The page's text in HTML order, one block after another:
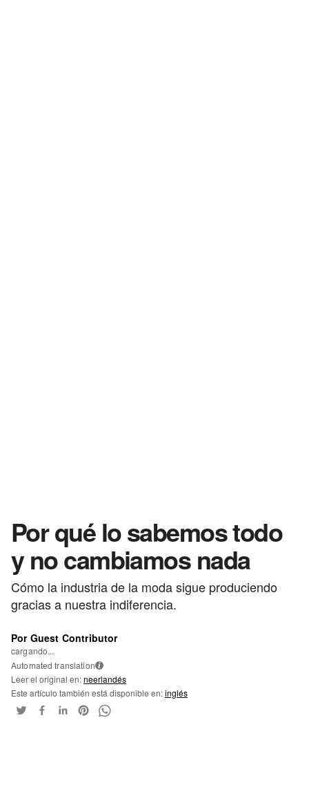
Por qué lo sabemos todo
y no cambiamos nada
Cómo la industria de la moda sigue produciendo
gracias a nuestra indiferencia.
Por Guest Contributor
cargando...
Automated translation i
Leer el original en:neerlandés
Este artículo también está disponible en:inglés